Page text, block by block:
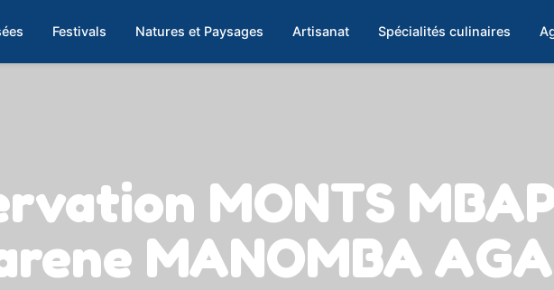
Festivals Natures et Paysages Artisanat Spécialités culinaires
MONTS
MANOMBA